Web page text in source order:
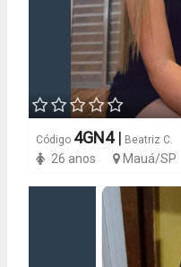
Código 4GN4| Beatriz C.
26 anos Mauá/SP